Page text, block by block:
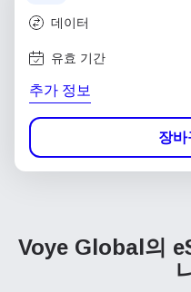
데이터
유효 기간
추가 정보
장바
Voye Global의